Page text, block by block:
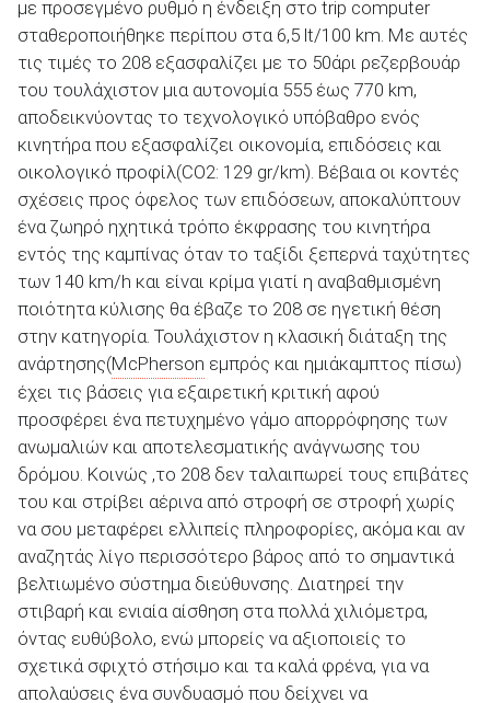
με προσεγμένο ρυθμό η ένδειξη στο trip computer
σταθεροποιήθηκε περίπου στα 6,5 lt/100 km. Με αυτές
τις τιμές το 208 εξασφαλίζει με το 50άρι ρεζερβουάρ
του τουλάχιστον μια αυτονομία 555 έως 770 km,
αποδεικνύοντας το τεχνολογικό υπόβαθρο ενός
κινητήρα που εξασφαλίζει οικονομία, επιδόσεις και
οικολογικό προφίλ(CO2: 129 gr/km). Βέβαια οι κοντές
σχέσεις προς όφελος των επιδόσεων, αποκαλύπτουν
ένα ζωηρό ηχητικά τρόπο έκφρασης του κινητήρα
εντός της καμπίνας όταν το ταξίδι ξεπερνά ταχύτητες
των 140 km/h και είναι κρίμα γιατί η αναβαθμισμένη
ποιότητα κύλισης θα έβαζε το 208 σε ηγετική θέση
στην κατηγορία. Τουλάχιστον η κλασική διάταξη της
ανάρτησης(McPherson εμπρός και ημιάκαμπτος πίσω)
έχει τις βάσεις για εξαιρετική κριτική αφού
προσφέρει ένα πετυχημένο γάμο απορρόφησης των
ανωμαλιών και αποτελεσματικής ανάγνωσης του
δρόμου. Κοινώς ,το 208 δεν ταλαιπωρεί τους επιβάτες
του και στρίβει αέρινα από στροφή σε στροφή χωρίς
να σου μεταφέρει ελλιπείς πληροφορίες, ακόμα και αν
αναζητάς λίγο περισσότερο βάρος από το σημαντικά
βελτιωμένο σύστημα διεύθυνσης. Διατηρεί την
στιβαρή και ενιαία αίσθηση στα πολλά χιλιόμετρα,
όντας ευθύβολο, ενώ μπορείς να αξιοποιείς το
σχετικά σφιχτό στήσιμο και τα καλά φρένα, για να
απολαύσεις ένα συνδυασμό που δείχνει να